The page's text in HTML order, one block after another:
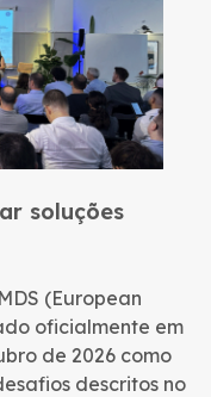
soluções
(European
oficialmente em
de 2026 como
descritos no